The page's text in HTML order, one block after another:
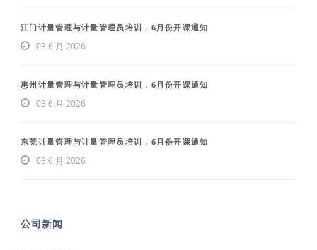
江门计量管理与计量管理员培训，6月份开课通知
03 6 月 2026
惠州计量管理与计量管理员培训，6月份开课通知
03 6 月 2026
东莞计量管理与计量管理员培训，6月份开课通知
03 6 月 2026
公司新闻